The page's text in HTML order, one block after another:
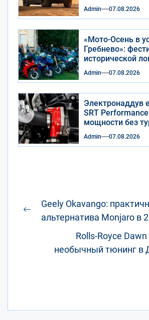
салон
Admin 07.08.2026
«Мото-Осень в
Гребнево»:
исторической
сентября 2026
Admin 07.08.2026
Электронаддув
SRT
мощности без
Admin 07.08.2026
Навигация
по
записям
Предыдущая
Geely Okavango:
альтернатива Monjaro в
Rolls-Royce
необычный тюнинг в